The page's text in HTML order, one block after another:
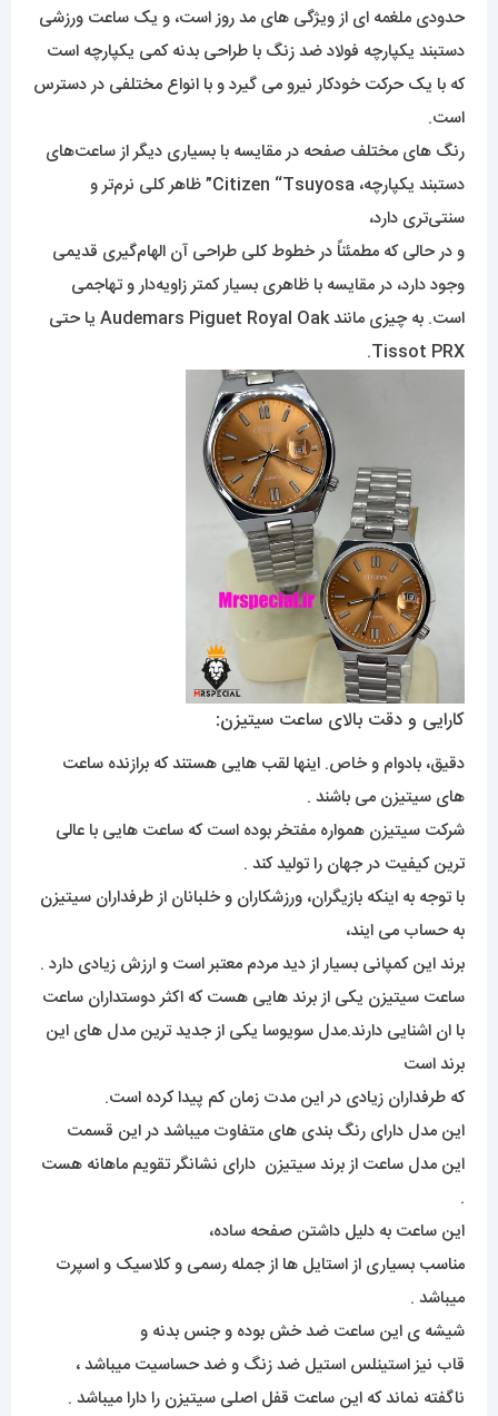
حدودی ملغمه ای از ویژگی های مد روز است، و یک ساعت ورزشی
دستبند یکپارچه فولاد ضد زنگ با طراحی بدنه کمی یکپارچه است
که با یک حرکت خودکار نیرو می گیرد و با انواع مختلفی در دسترس
است.
رنگ های مختلف صفحه در مقایسه با بسیاری دیگر از ساعت‌های
دستبند یکپارچه، Citizen “Tsuyosa” ظاهر کلی نرم‌تر و
سنتی‌تری دارد،
و در حالی که مطمئناً در خطوط کلی طراحی آن الهام‌گیری قدیمی
وجود دارد، در مقایسه با ظاهری بسیار کمتر زاویه‌دار و تهاجمی
است. به چیزی مانند Audemars Piguet Royal Oak یا حتی
Tissot PRX.
کارایی و دقت بالای ساعت سیتیزن:
دقیق، بادوام و خاص. اینها لقب هایی هستند که برازنده ساعت
های سیتیزن می باشند .
شرکت سیتیزن همواره مفتخر بوده است که ساعت هایی با عالی
ترین کیفیت در جهان را تولید کند .
با توجه به اینکه بازیگران، ورزشکاران و خلبانان از طرفداران سیتیزن
به حساب می ایند،
برند این کمپانی بسیار از دید مردم معتبر است و ارزش زیادی دارد .
ساعت سیتیزن یکی از برند هایی هست که اکثر دوستداران ساعت
با ان اشنایی دارند.مدل سویوسا یکی از جدید ترین مدل های این
برند است
که طرفداران زیادی در این مدت زمان کم پیدا کرده است.
این مدل دارای رنگ بندی های متفاوت میباشد در این قسمت
این مدل ساعت از برند سیتیزن دارای نشانگر تقویم ماهانه هست
.
این ساعت به دلیل داشتن صفحه ساده،
مناسب بسیاری از استایل ها از جمله رسمی و کلاسیک و اسپرت
میباشد .
شیشه ی این ساعت ضد خش بوده و جنس بدنه و
قاب نیز استینلس استیل ضد زنگ و ضد حساسیت میباشد ،
ناگفته نماند که این ساعت قفل اصلی سیتیزن را دارا میباشد .